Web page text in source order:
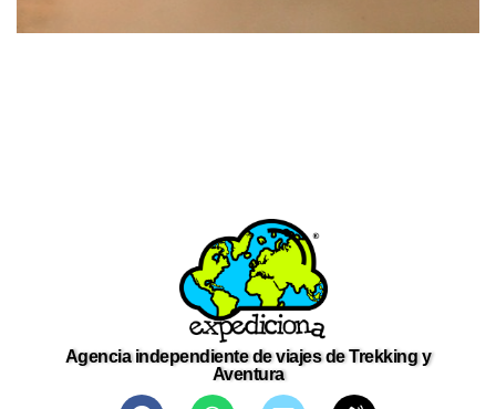
Agencia independiente de viajes de Trekking y
Aventura